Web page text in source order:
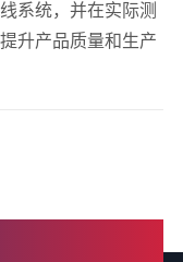
系统，并在实际测
升产品质量和生产